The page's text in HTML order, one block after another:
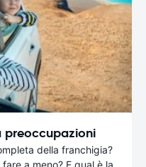
preoccupazioni
della franchigia?
a meno? E qual è la